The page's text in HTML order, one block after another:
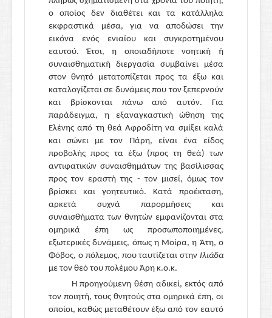
ο οποίος δεν διαθέτει και τα κατάλληλα
εκφραστικά μέσα, για να αποδώσει την
εικόνα ενός ενιαίου και συγκροτημένου
εαυτού. Έτσι, η οποιαδήποτε νοητική ή
συναισθηματική διεργασία συμβαίνει μέσα
στον θνητό μετατοπίζεται προς τα έξω και
καταλογίζεται σε δυνάμεις που τον ξεπερνούν
και βρίσκονται πάνω από αυτόν. Για
παράδειγμα, η εξαναγκαστική ώθηση της
Ελένης από τη θεά Αφροδίτη να σμίξει καλά
και σώνει με τον Πάρη, είναι ένα είδος
προβολής προς τα έξω (προς τη θεά) των
αντιφατικών συναισθημάτων της βασίλισσας
προς τον εραστή της - τον μισεί, όμως τον
βρίσκει και γοητευτικό. Κατά προέκταση,
αρκετά συχνά παρορμήσεις και
συναισθήματα των θνητών εμφανίζονται στα
ομηρικά έπη ως προσωποποιημένες,
εξωτερικές δυνάμεις, όπως η Μοίρα, η Άτη, ο
Φόβος, ο πόλεμος, που ταυτίζεται στην Ιλιάδα
με τον θεό του πολέμου Άρη κ.ο.κ.
Η προηγούμενη θέση αδικεί, εκτός από
τον ποιητή, τους θνητούς στα ομηρικά έπη, οι
οποίοι, καθώς μεταθέτουν έξω από τον εαυτό